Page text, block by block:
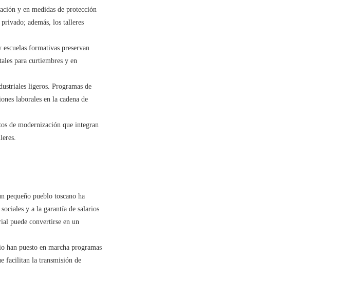
y en medidas de protección
además, los talleres
formativas preservan
para curtiembres y en
ligeros. Programas de
laborales en la cadena de
de modernización que integran
pequeño pueblo toscano ha
y a la garantía de salarios
puede convertirse en un
han puesto en marcha programas
facilitan la transmisión de